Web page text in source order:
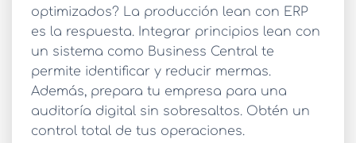
optimizados? La producción lean con ERP
es la respuesta. Integrar principios lean con
un sistema como Business Central te
permite identificar y reducir mermas.
Además, prepara tu empresa para una
auditoría digital sin sobresaltos. Obtén un
control total de tus operaciones.